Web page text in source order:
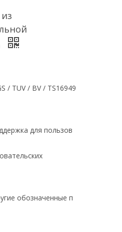
/ TUV / BV / TS16949
для пользов
обозначенные п